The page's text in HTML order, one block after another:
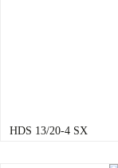
HDS 13/20-4 SX